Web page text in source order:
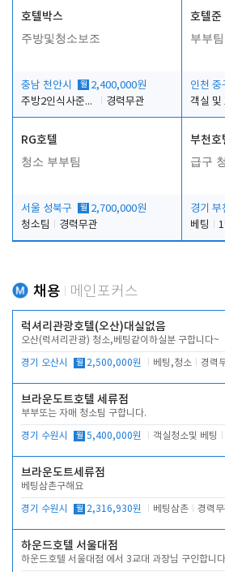
호텔박스
주방및청소보조
충남 천안시 월 2,400,000원
주방2인식사준비및청소린렌보조
경력무관
호텔준
부부
인천 중
객실 및
RG호텔
청소 부부팀
서울 성북구 월 2,700,000원
청소팀
경력무관
부천호
급구
경기 부
베팅
채용 메인포커스
럭셔리관광호텔(오산)대실없음
오산(럭셔리관광) 청소,베팅같이하실분 구합니다~
경기 오산시 월 2,500,000원 베팅,청소 경력
브라운도트호텔 세류점
부부또는 자매 청소팀 구합니다.
경기 수원시 월 5,400,000원 객실청소및 베팅
브라운도트세류점
베팅삼촌구해요
경기 수원시 월 2,316,930원 베팅삼촌 경력
하운드호텔 서울대점
하운드호텔 서울대점 에서 3교대 과장님 구인합니